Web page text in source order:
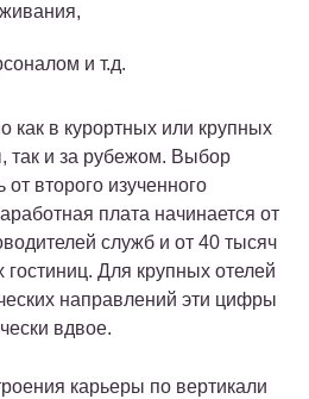
и т.д.
как в курортных или крупных
так и за рубежом. Выбор
второго изученного
плата начинается от
служб и от 40 тысяч
Для крупных отелей
направлений эти цифры
вдвое.
карьеры по вертикали